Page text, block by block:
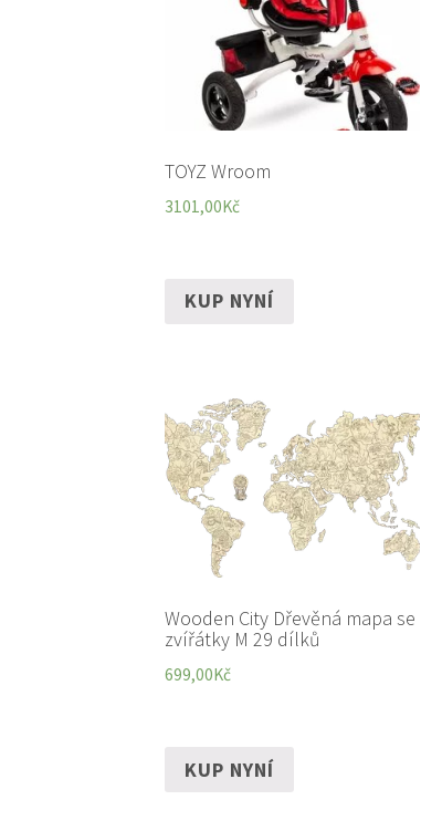
TOYZ Wroom
3101,00Kč
KUP NYNÍ
Wooden City Dřevěná mapa se
zvířátky M 29 dílků
699,00Kč
KUP NYNÍ